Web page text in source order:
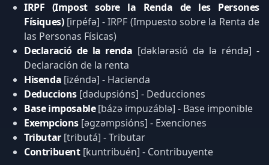
IRPF (Impost sobre la Renda de les Persones
Físiques)[irpéfə] - IRPF (Impuesto sobre la Renta de
las Personas Físicas)
Declaració de la renda [dəklərəsió də lə réndə] -
Declaración de la renta
Hisenda [izéndə] - Hacienda
Deduccions [dədupsións] - Deducciones
Base imposable[bázə impuzáblə] - Base imponible
Exempcions [əgzəmpsións] - Exenciones
Tributar[tributá] - Tributar
Contribuent[kuntribuén] - Contribuyente